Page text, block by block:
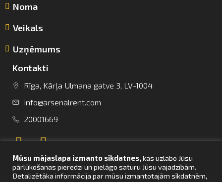
info@arsenalrent.com
+37120001669
Lietuva Latvija Igaunija
Noma
Veikals
Uzņēmums
Kontakti
Rīga, Kārļa Ulmaņa gatve 3, LV-1004
info@arsenalrent.com
20001669
Mūsu mājaslapa izmanto sīkdatnes,kas uzlabo Jūsu
pārlūkošanas pieredzi un pielāgo saturu Jūsu vajadzībām.
Detalizētāka informācija par mūsu izmantotajām sīkdatnēm,